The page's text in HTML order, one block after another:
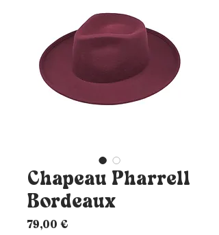
Chapeau Pharrell
Bordeaux
79,00 €